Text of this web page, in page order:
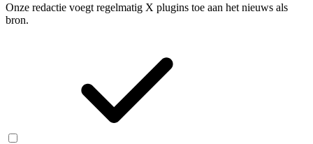
Onze redactie voegt regelmatig X plugins toe aan het nieuws als
bron.